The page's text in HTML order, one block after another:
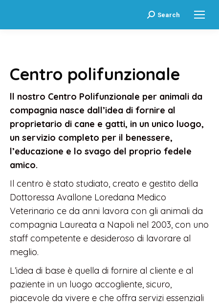
Search:
Search
Centro polifunzionale
ll nostro Centro Polifunzionale per animali da
compagnia nasce dall’idea di fornire al
proprietario di cane e gatti, in un unico luogo,
un servizio completo per il benessere,
l’educazione e lo svago del proprio fedele
amico.
Il centro è stato studiato, creato e gestito della
Dottoressa Avallone Loredana Medico
Veterinario ce da anni lavora con gli animali da
compagnia Laureata a Napoli nel 2003, con uno
staff competente e desideroso di lavorare al
meglio.
L’idea di base è quella di fornire al cliente e al
paziente in un luogo accogliente, sicuro,
piacevole da vivere e che offra servizi essenziali